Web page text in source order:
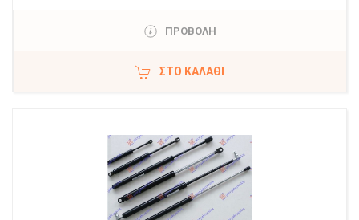
ΠΡΟΒΟΛΗ
ΣΤΟ ΚΑΛΆΘΙ